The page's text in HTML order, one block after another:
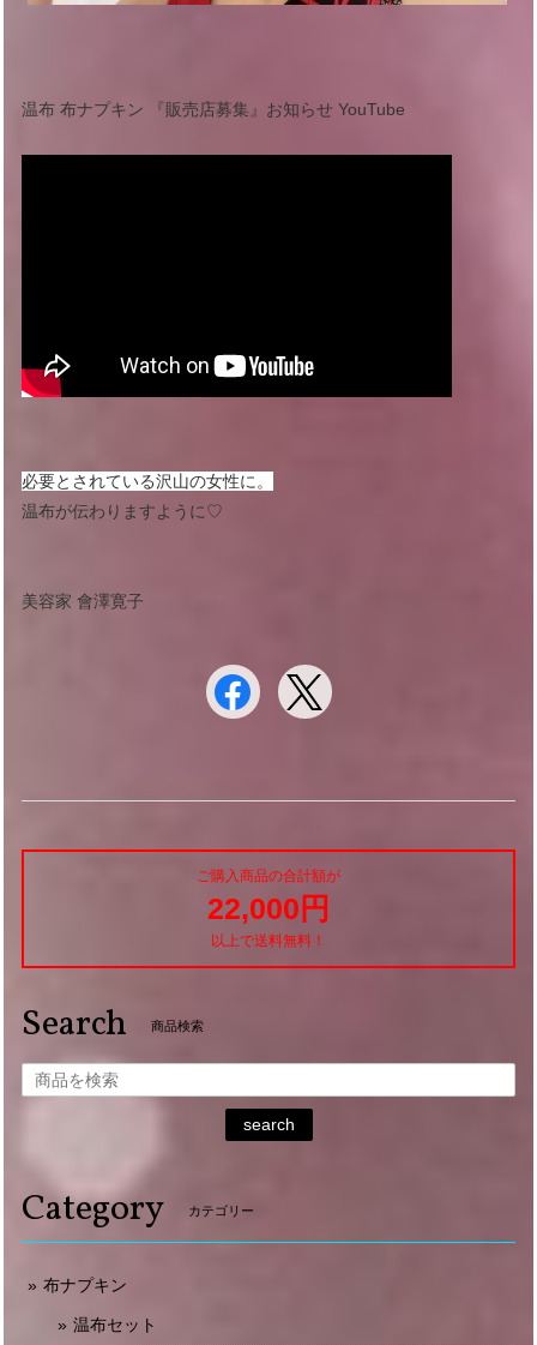
温布 布ナプキン 『販売店募集』お知らせ YouTube
必要とされている沢山の女性に。
温布が伝わりますように♡
美容家 會澤寛子
ご購入商品の合計額が
22,000円
以上で送料無料！
Search 商品検索
search
Category カテゴリー
布ナプキン
温布セット